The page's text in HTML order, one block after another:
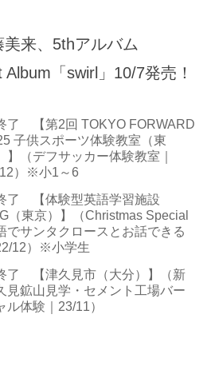
美来、5thアルバム
Album「swirl」10/7発売！
了 【第2回 TOKYO FORWARD
子供スポーツ体験教室（東
】（デフサッカー体験教室｜
）※小1～6
了 【体験型英語学習施設
（東京）】（Christmas Special
でサンタクロースとお話できる
12）※小学生
了 【津久見市（大分）】（新
見鉱山見学・セメント工場バー
ル体験｜23/11）